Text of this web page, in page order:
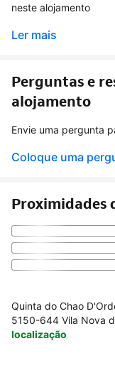
neste alojamento
Ler mais
Perguntas e
alojamento
Envie uma pergunta
Coloque uma
Proximidades
Quinta do Chao
5150-644 Vila Nova
localização